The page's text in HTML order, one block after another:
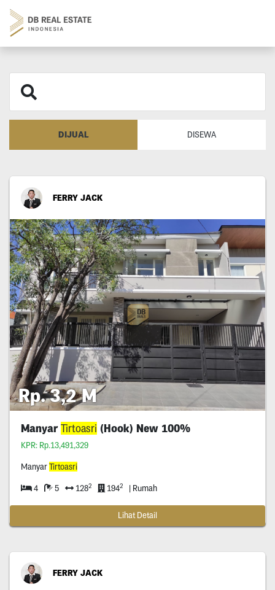
DIJUAL DISEWA
FERRY JACK
Rp. 3,2 M
ManyarTirtoasri (Hook) New 100%
KPR: Rp.13,491,329
ManyarTirtoasri
4 5 1282 1942 | Rumah
Lihat Detail
FERRY JACK